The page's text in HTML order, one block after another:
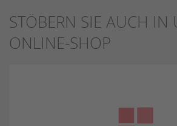
STÖBERN SIE AUCH IN
ONLINE-SHOP